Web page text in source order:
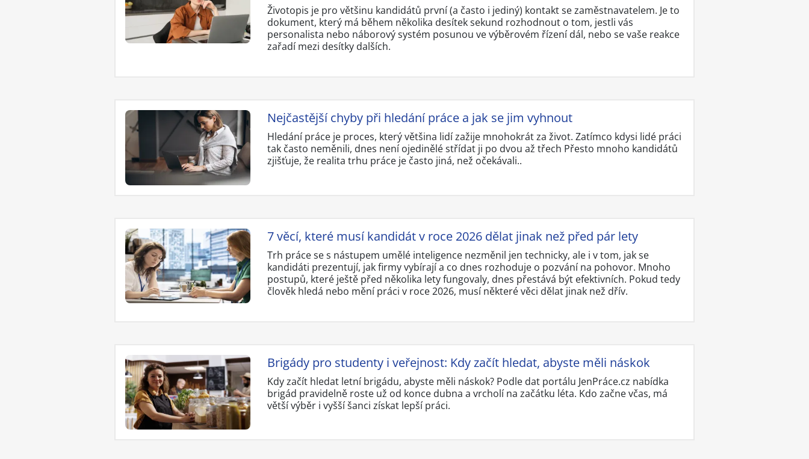
Životopis je pro většinu kandidátů první (a často i jediný) kontakt se zaměstnavatelem. Je to
dokument, který má během několika desítek sekund rozhodnout o tom, jestli vás
personalista nebo náborový systém posunou ve výběrovém řízení dál, nebo se vaše reakce
zařadí mezi desítky dalších.
Nejčastější chyby při hledání práce a jak se jim vyhnout
Hledání práce je proces, který většina lidí zažije mnohokrát za život. Zatímco kdysi lidé práci
tak často neměnili, dnes není ojedinělé střídat ji po dvou až třech Přesto mnoho kandidátů
zjišťuje, že realita trhu práce je často jiná, než očekávali..
7 věcí, které musí kandidát v roce 2026 dělat jinak než před pár lety
Trh práce se s nástupem umělé inteligence nezměnil jen technicky, ale i v tom, jak se
kandidáti prezentují, jak firmy vybírají a co dnes rozhoduje o pozvání na pohovor. Mnoho
postupů, které ještě před několika lety fungovaly, dnes přestává být efektivních. Pokud tedy
člověk hledá nebo mění práci v roce 2026, musí některé věci dělat jinak než dřív.
Brigády pro studenty i veřejnost: Kdy začít hledat, abyste měli náskok
Kdy začít hledat letní brigádu, abyste měli náskok? Podle dat portálu JenPráce.cz nabídka
brigád pravidelně roste už od konce dubna a vrcholí na začátku léta. Kdo začne včas, má
větší výběr i vyšší šanci získat lepší práci.